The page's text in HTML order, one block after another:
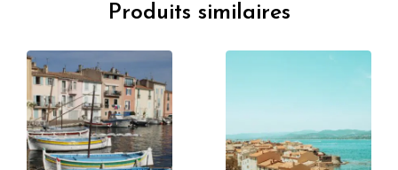
Produits similaires